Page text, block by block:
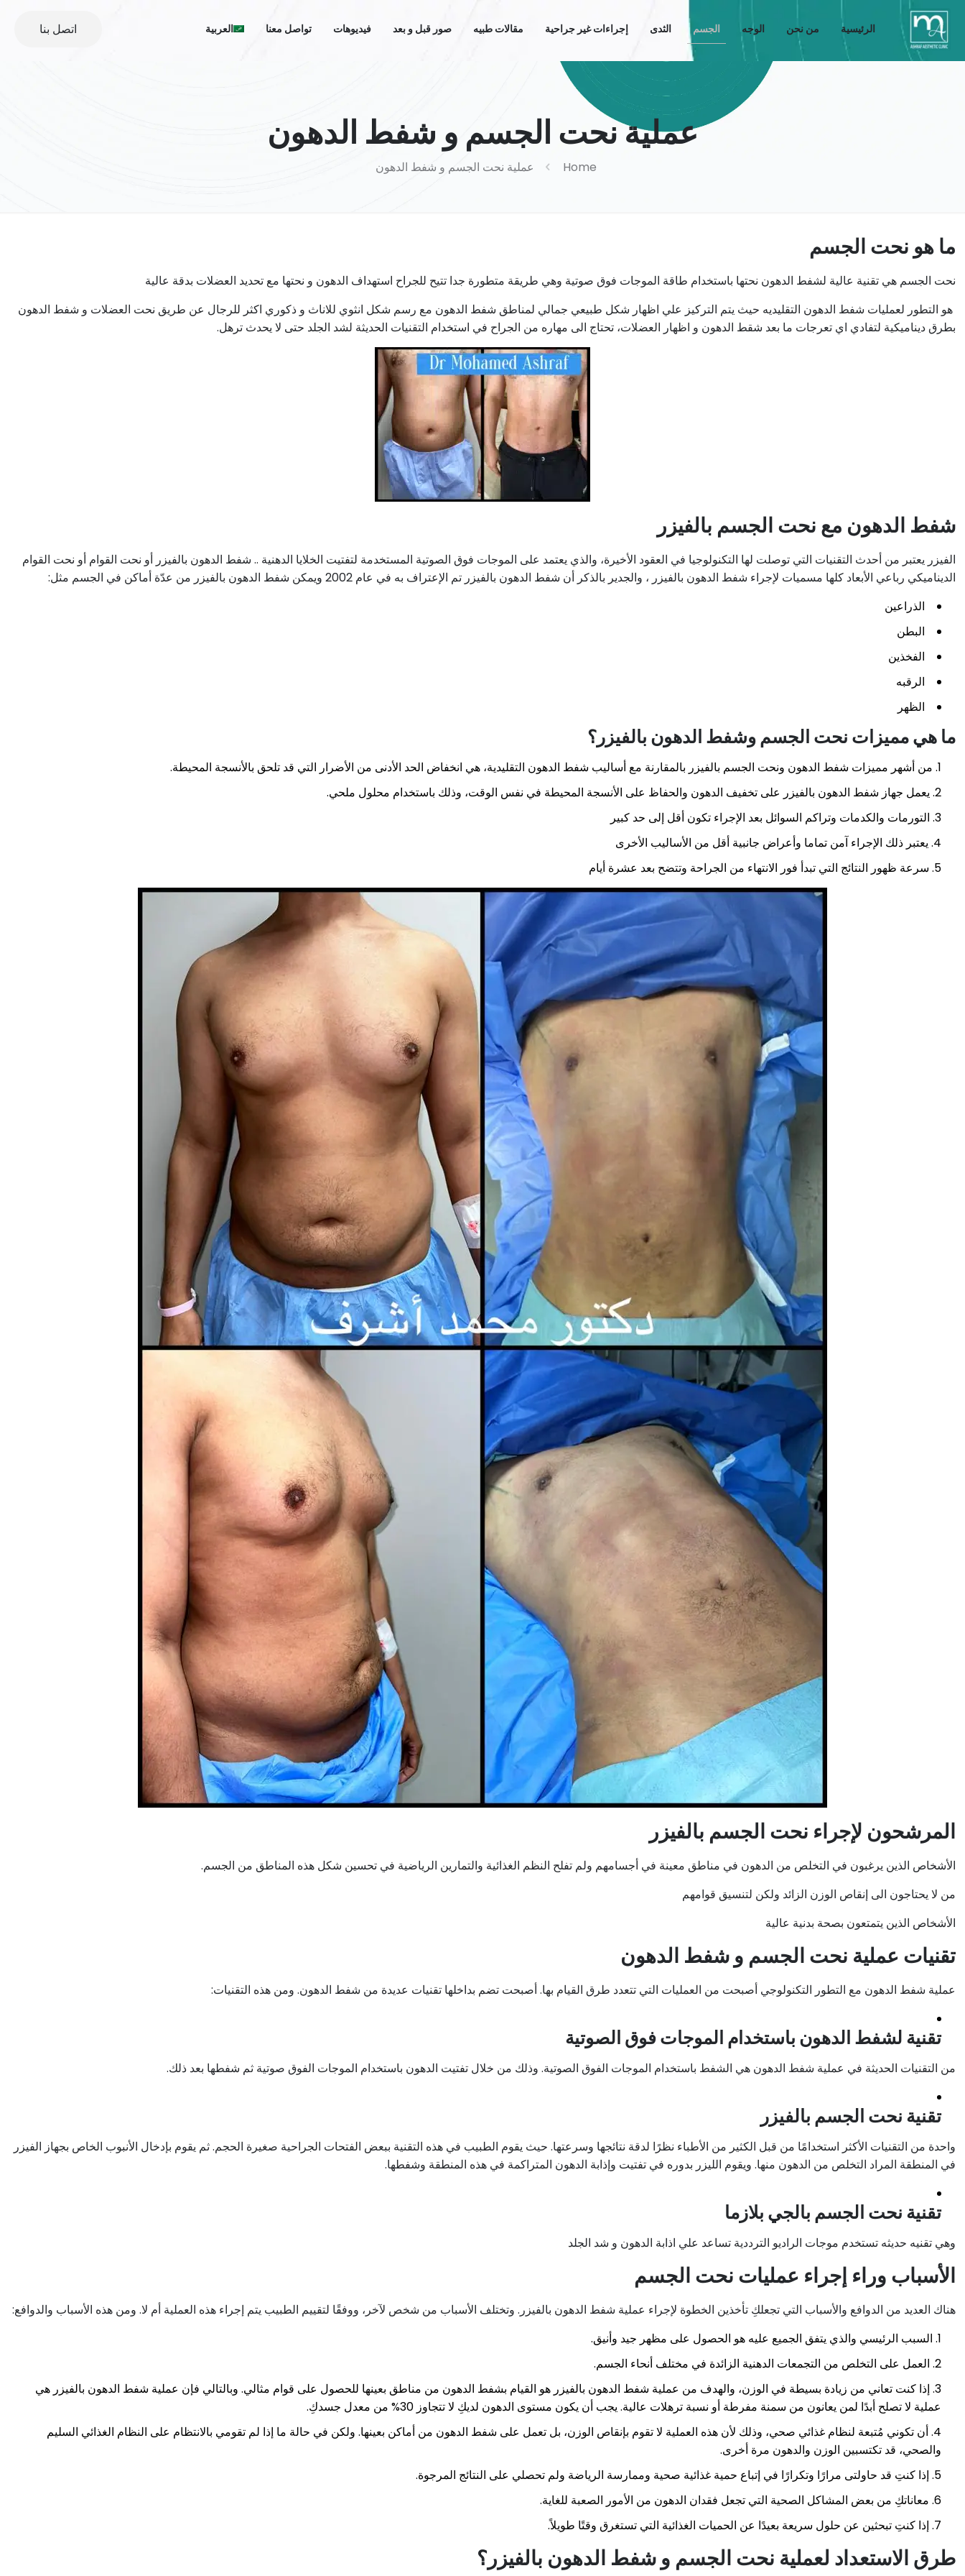
الرئيسية من نحن الوجه الجسم الثدى إجراءات غير جراحية مقالات طبيه صور قبل و بعد فيديوهات تواصل معنا العربية اتصل بنا
عملية نحت الجسم و شفط الدهون
Home عملية نحت الجسم و شفط الدهون
ما هو نحت الجسم
‏نحت الجسم هي تقنية عالية لشفط الدهون نحتها باستخدام طاقة الموجات فوق صوتية وهي طريقة متطورة جدا تتيح للجراح استهداف الدهون و نحتها مع تحديد العضلات بدقة عالية
هو التطور لعمليات شفط الدهون التقليديه حيث يتم التركيز علي اظهار شكل طبيعي جمالي لمناطق شفط الدهون مع رسم شكل انثوي للاناث و ذكوري اكثر للرجال عن طريق نحت العضلات و شفط الدهون
بطرق ديناميكية لتفادي اي تعرجات ما بعد شقط الدهون و اظهار العضلات، تحتاج الى مهاره من الجراح في استخدام التقنيات الحديثة لشد الجلد حتى لا يحدث ترهل.
شفط الدهون مع نحت الجسم بالفيزر
الفيزر يعتبر من أحدث التقنيات التي توصلت لها التكنولوجيا في العقود الأخيرة، والذي يعتمد على الموجات فوق الصوتية المستخدمة لتفتيت الخلايا الدهنية .. شفط الدهون بالفيزر أو نحت القوام أو نحت القوام
الديناميكي رباعي الأبعاد كلها مسميات لإجراء شفط الدهون بالفيزر ، والجدير بالذكر أن شفط الدهون بالفيزر تم الإعتراف به في عام 2002 ويمكن شفط الدهون بالفيزر من عدّة أماكن في الجسم مثل:
الذراعين
البطن
الفخذين
الرقبه
الظهر
ما هي مميزات نحت الجسم وشفط الدهون بالفيزر؟
من أشهر مميزات شفط الدهون ونحت الجسم بالفيزر بالمقارنة مع أساليب شفط الدهون التقليدية، هي انخفاض الحد الأدنى من الأضرار التي قد تلحق بالأنسجة المحيطة.
يعمل جهاز شفط الدهون بالفيزر على تخفيف الدهون والحفاظ على الأنسجة المحيطة في نفس الوقت، وذلك باستخدام محلول ملحي.
التورمات والكدمات وتراكم السوائل بعد الإجراء تكون أقل إلى حد كبير
يعتبر ذلك الإجراء آمن تماما وأعراض جانبية أقل من الأساليب الأخرى
سرعة ظهور النتائج التي تبدأ فور الانتهاء من الجراحة وتتضح بعد عشرة أيام
المرشحون لإجراء نحت الجسم بالفيزر
الأشخاص الذين يرغبون في التخلص من الدهون في مناطق معينة في أجسامهم ولم تفلح النظم الغذائية والتمارين الرياضية في تحسين شكل هذه المناطق من الجسم.
من لا يحتاجون الى إنقاص الوزن الزائد ولكن لتنسيق قوامهم
الأشخاص الذين يتمتعون بصحة بدنية عالية
تقنيات عملية نحت الجسم و شفط الدهون
عملية شفط الدهون مع التطور التكنولوجي أصبحت من العمليات التي تتعدد طرق القيام بها. أصبحت تضم بداخلها تقنيات عديدة من شفط الدهون. ومن هذه التقنيات:
تقنية لشفط الدهون باستخدام الموجات فوق الصوتية
من التقنيات الحديثة في عملية شفط الدهون هي الشفط باستخدام الموجات الفوق الصوتية. وذلك من خلال تفتيت الدهون باستخدام الموجات الفوق صوتية ثم شفطها بعد ذلك.
تقنية نحت الجسم بالفيزر
واحدة من التقنيات الأكثر استخدامًا من قبل الكثير من الأطباء نظرًا لدقة نتائجها وسرعتها. حيث يقوم الطبيب في هذه التقنية ببعض الفتحات الجراحية صغيرة الحجم. ثم يقوم بإدخال الأنبوب الخاص بجهاز الفيزر
في المنطقة المراد التخلص من الدهون منها. ويقوم الليزر بدوره في تفتيت وإذابة الدهون المتراكمة في هذه المنطقة وشفطها.
تقنية نحت الجسم بالجي بلازما
وهي تقنيه حديثه تستخدم موجات الراديو الترددية تساعد علي اذابة الدهون و شد الجلد
الأسباب وراء إجراء عمليات نحت الجسم
هناك العديد من الدوافع والأسباب التي تجعلكِ تأخذين الخطوة لإجراء عملية شفط الدهون بالفيزر. وتختلف الأسباب من شخص لآخر، ووفقًا لتقييم الطبيب يتم إجراء هذه العملية أم لا. ومن هذه الأسباب والدوافع:
السبب الرئيسي والذي يتفق الجميع عليه هو الحصول على مظهر جيد وأنيق.
العمل على التخلص من التجمعات الدهنية الزائدة في مختلف أنحاء الجسم.
إذا كنت تعاني من زيادة بسيطة في الوزن، والهدف من عملية شفط الدهون بالفيزر هو القيام بشفط الدهون من مناطق بعينها للحصول على قوام مثالي. وبالتالي فإن عملية شفط الدهون بالفيزر هي
عملية لا تصلح أبدًا لمن يعانون من سمنة مفرطة أو نسبة ترهلات عالية. يجب أن يكون مستوى الدهون لديكِ لا تتجاوز 30% من معدل جسدكِ.
أن تكوني مُتبعة لنظام غذائي صحي، وذلك لأن هذه العملية لا تقوم بإنقاص الوزن، بل تعمل على شفط الدهون من أماكن بعينها. ولكن في حالة ما إذا لم تقومي بالانتظام على النظام الغذائي السليم
والصحي، قد تكتسبين الوزن والدهون مرة أخرى.
إذا كنتِ قد حاولتى مرارًا وتكرارًا في إتباع حمية غذائية صحية وممارسة الرياضة ولم تحصلي على النتائج المرجوة.
معاناتكِ من بعض المشاكل الصحية التي تجعل فقدان الدهون من الأمور الصعبة للغاية.
إذا كنتِ تبحثين عن حلول سريعة بعيدًا عن الحميات الغذائية التي تستغرق وقتًا طويلاً.
طرق الاستعداد لعملية نحت الجسم و شفط الدهون بالفيزر؟